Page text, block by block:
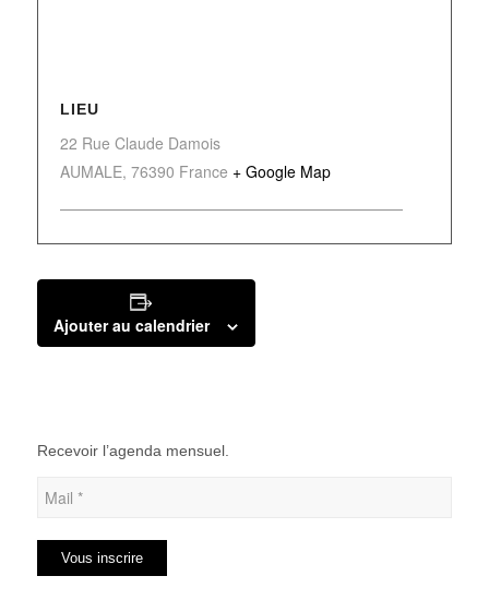
LIEU
22 Rue Claude Damois
AUMALE, 76390 France + Google Map
Ajouter au calendrier
Recevoir l’agenda mensuel.